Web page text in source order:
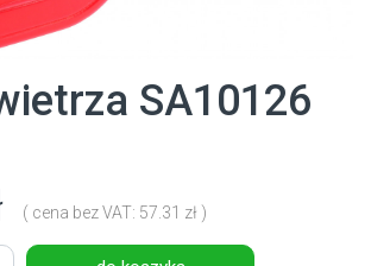
SA10126
( cena bez VAT: 57.31 zł )